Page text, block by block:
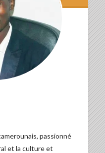
passionné
et la culture et